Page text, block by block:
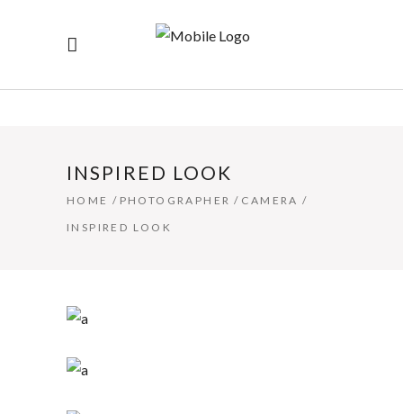
INSPIRED LOOK
HOME / PHOTOGRAPHER / CAMERA /
INSPIRED LOOK